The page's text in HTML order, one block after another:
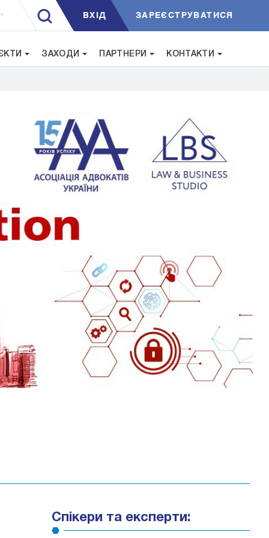
ВXIД ЗАРЕЄСТРУВАТИСЯ
ЗАХОДИ ПАРТНЕРИ КОНТАКТИ
Спікери та експерти: